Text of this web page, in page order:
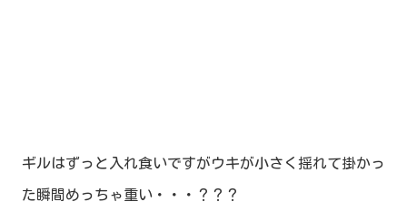
ギルはずっと入れ食いですがウキが小さく揺れて掛かっ
た瞬間めっちゃ重い・・・？？？